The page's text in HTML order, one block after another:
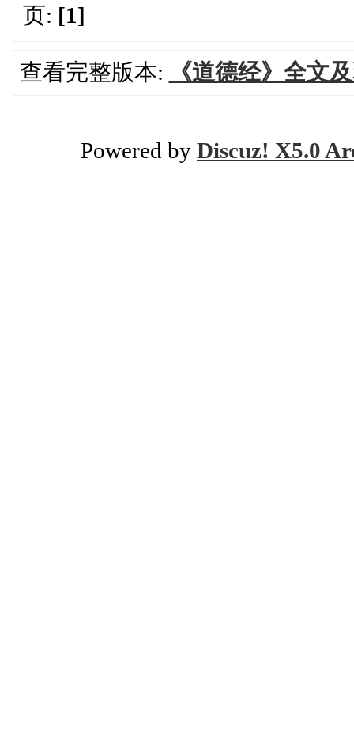
页: [1]
查看完整版本: 《道德经》全文
Powered by Discuz! X5.0